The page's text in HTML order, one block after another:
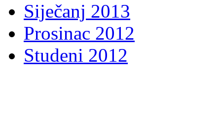
Siječanj 2013
Prosinac 2012
Studeni 2012